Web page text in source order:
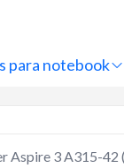
para notebook
Aspire 3 A315-42